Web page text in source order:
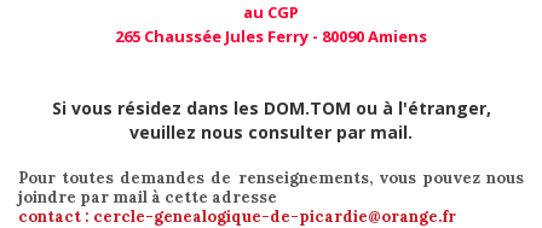
au CGP
265 Chaussée Jules Ferry - 80090 Amiens
Si vous résidez dans les DOM.TOM ou à l'étranger,
veuillez nous consulter par mail.
Pour toutes demandes de renseignements, vous pouvez nous
joindre par mail à cette adresse
contact : cercle-genealogique-de-picardie@orange.fr